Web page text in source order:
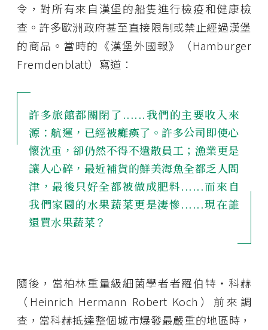
令，對所有來自漢堡的船隻進行檢疫和健康檢
查。許多歐洲政府甚至直接限制或禁止經過漢堡
的商品。當時的《漢堡外國報》（Hamburger
Fremdenblatt）寫道：
許多旅館都關閉了......我們的主要收入來
源：航運，已經被癱瘓了。許多公司即使心
懷沈重，卻仍然不得不遣散員工；漁業更是
讓人心碎，最近補貨的鮮美海魚全都乏人問
津，最後只好全都被做成肥料......而來自
我們家園的水果蔬菜更是淒慘......現在誰
還買水果蔬菜？
隨後，當柏林重量級細菌學者者羅伯特・科赫
（Heinrich Hermann Robert Koch）前來調
查，當科赫抵達整個城市爆發最嚴重的地區時，